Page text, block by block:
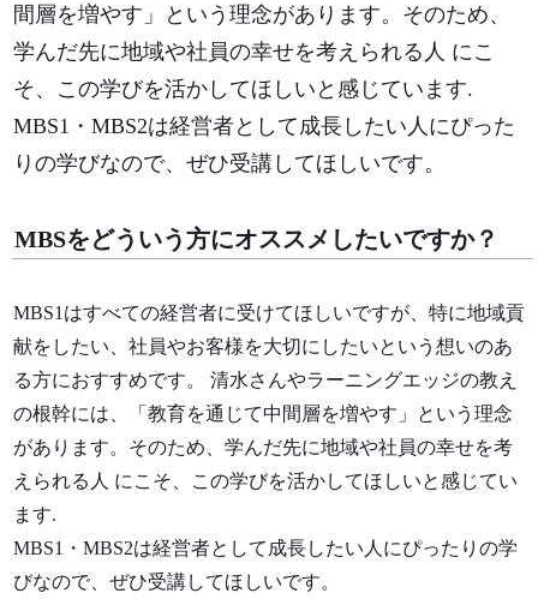
間層を増やす」という理念があります。そのため、
学んだ先に地域や社員の幸せを考えられる人 にこ
そ、この学びを活かしてほしいと感じています.
MBS1・MBS2は経営者として成長したい人にぴった
りの学びなので、ぜひ受講してほしいです。
MBSをどういう方にオススメしたいですか？
MBS1はすべての経営者に受けてほしいですが、特に地域貢
献をしたい、社員やお客様を大切にしたいという想いのあ
る方におすすめです。 清水さんやラーニングエッジの教え
の根幹には、「教育を通じて中間層を増やす」という理念
があります。そのため、学んだ先に地域や社員の幸せを考
えられる人 にこそ、この学びを活かしてほしいと感じてい
ます.
MBS1・MBS2は経営者として成長したい人にぴったりの学
びなので、ぜひ受講してほしいです。